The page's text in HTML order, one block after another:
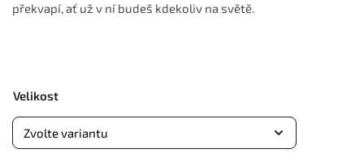
překvapí, ať už v ní budeš kdekoliv na světě.
Velikost